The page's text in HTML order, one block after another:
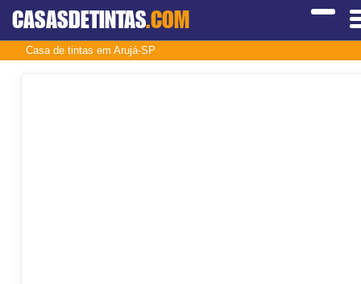
CASASDETINTAS.COM
Casa de tintas em Arujá-SP